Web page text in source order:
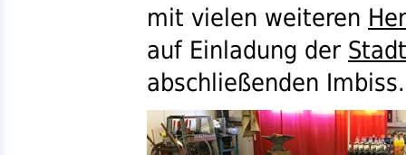
mit vielen weiteren
auf Einladung der
abschließenden Imbiss.